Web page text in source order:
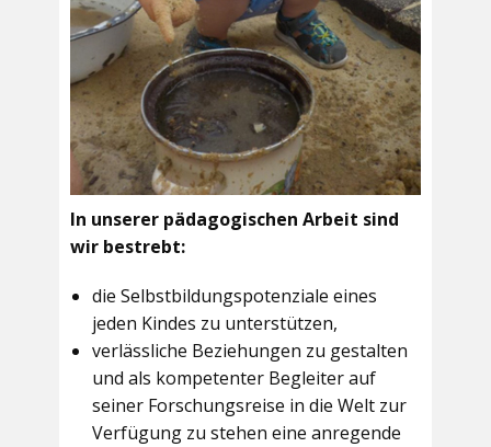
In unserer pädagogischen Arbeit sind
wir bestrebt:
die Selbstbildungspotenziale eines
jeden Kindes zu unterstützen,
verlässliche Beziehungen zu gestalten
und als kompetenter Begleiter auf
seiner Forschungsreise in die Welt zur
Verfügung zu stehen eine anregende